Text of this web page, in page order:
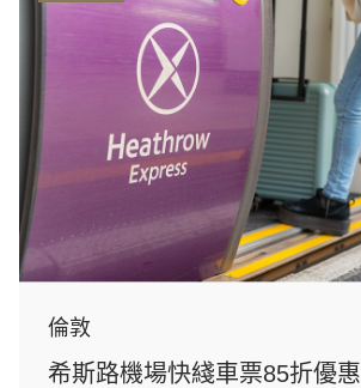
倫敦
希斯路機場快綫車票85折優惠